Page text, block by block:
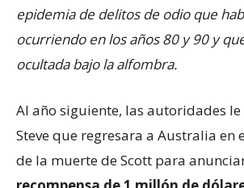
epidemia de delitos de odio que
ocurriendo en los años 80 y 90 y
ocultada bajo la alfombra.
Al año siguiente, las autoridades
Steve que regresara a Australia en
de la muerte de Scott para